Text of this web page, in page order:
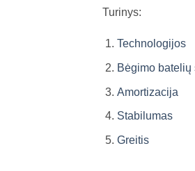
Turinys:
Technologijos
Bėgimo batelių
Amortizacija
Stabilumas
Greitis